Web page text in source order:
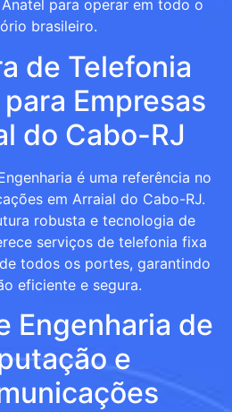
para operar em todo o
brasileiro.
de Telefonia
Empresas
do Cabo-RJ
é uma referência no
em Arraial do Cabo-RJ.
robusta e tecnologia de
serviços de telefonia fixa
todos os portes, garantindo
eficiente e segura.
Engenharia de
e